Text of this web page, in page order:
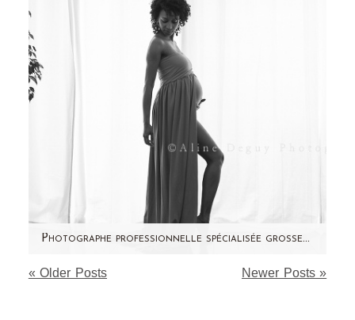
Photographe professionnelle spécialisée grossesse – Future maman – Nouveau-né – Séance photo studio Paris et région parisienne
Je partage avec vous, les photos d'une jolie
« Older Posts Newer Posts »